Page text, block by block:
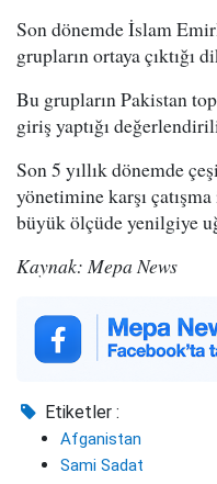
Son dönemde İslam
grupların ortaya çıktığı
Bu grupların Pakistan
giriş yaptığı
Son 5 yıllık dönemde
yönetimine karşı
büyük ölçüde yenilgiye
Kaynak: Mepa News
Etiketler :
Afganistan
Sami Sadat